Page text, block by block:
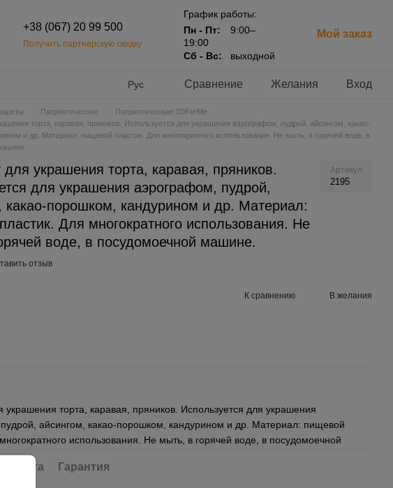
+38 (067) 20 99 500
Получить партнерскую скидку
График работы:
Пн - Пт:
9:00–
19:00
Сб - Вс:
выходной
Мой заказ
Рус Сравнение Желания Вход
Патриотические
Патриотические 3DForMe
торта, каравая, пряников. Используется для украшения аэрографом, пудрой, айсингом, какао-
и др. Материал: пищевой пластик. Для многократного использования. Не мыть, в горячей воде, в
украшения торта, каравая, пряников.
для украшения аэрографом, пудрой,
какао-порошком, кандурином и др. Материал:
Для многократного использования. Не
воде, в посудомоечной машине.
Артикул
2195
отзыв
К сравнению В желания
торта, каравая, пряников. Используется для украшения
айсингом, какао-порошком, кандурином и др. Материал: пищевой
использования. Не мыть, в горячей воде, в посудомоечной
Оплата Гарантия